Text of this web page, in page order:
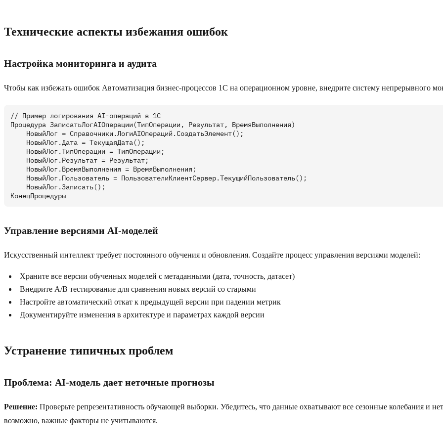
Технические аспекты избежания ошибок
Настройка мониторинга и аудита
Чтобы как избежать ошибок Автоматизация бизнес-процессов 1C на операционном уровне, внедрите систему непрерывного
// Пример логирования AI-операций в 1C
Процедура ЗаписатьЛогAIОперации(ТипОперации, Результат, ВремяВыполнения)
    НовыйЛог = Справочники.ЛогиAIОпераций.СоздатьЭлемент();
    НовыйЛог.Дата = ТекущаяДата();
    НовыйЛог.ТипОперации = ТипОперации;
    НовыйЛог.Результат = Результат;
    НовыйЛог.ВремяВыполнения = ВремяВыполнения;
    НовыйЛог.Пользователь = ПользователиКлиентСервер.ТекущийПользователь();
    НовыйЛог.Записать();
Управление версиями AI-моделей
Искусственный интеллект требует постоянного обучения и обновления. Создайте процесс управления версиями моделей:
Храните все версии обученных моделей с метаданными (дата, точность, датасет)
Внедрите A/B тестирование для сравнения новых версий со старыми
Настройте автоматический откат к предыдущей версии при падении метрик
Документируйте изменения в архитектуре и параметрах каждой версии
Устранение типичных проблем
Проблема: AI-модель дает неточные прогнозы
Решение: Проверьте репрезентативность обучающей выборки. Убедитесь, что данные охватывают все сезонные колебания и
возможно, важные факторы не учитываются.